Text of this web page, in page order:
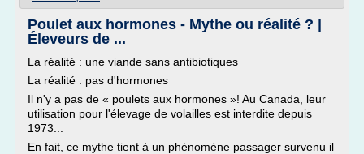
Poulet aux hormones - Mythe ou réalité ? |
Éleveurs de ...
La réalité : une viande sans antibiotiques
La réalité : pas d'hormones
Il n'y a pas de « poulets aux hormones »! Au Canada, leur
utilisation pour l'élevage de volailles est interdite depuis
1973...
En fait, ce mythe tient à un phénomène passager survenu il